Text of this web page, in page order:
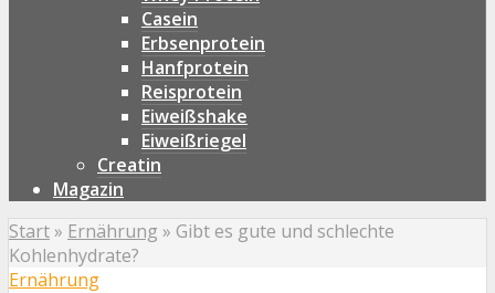
Casein
Erbsenprotein
Hanfprotein
Reisprotein
Eiweißshake
Eiweißriegel
Creatin
Magazin
Start» Ernährung » Gibt es gute und schlechte
Kohlenhydrate?
Ernährung